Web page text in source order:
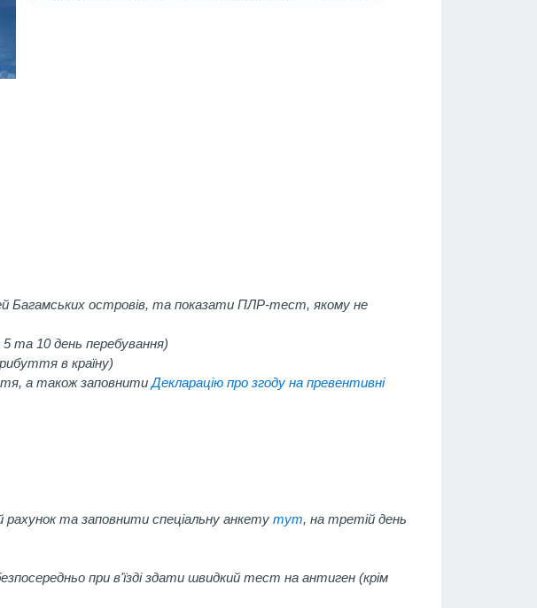
Багамських островів, та показати ПЛР-тест, якому не
та 10 день перебування)
в країну)
а також заповнитиДекларацію про згоду на превентивні
та заповнити спеціальну анкету тут, на третій день
при в'їзді здати швидкий тест на антиген (крім